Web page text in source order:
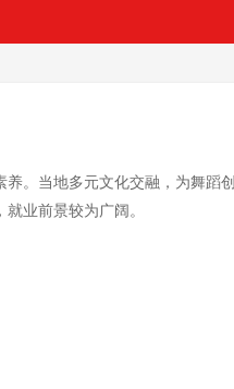
。当地多元文化交融，为舞蹈
业前景较为广阔。